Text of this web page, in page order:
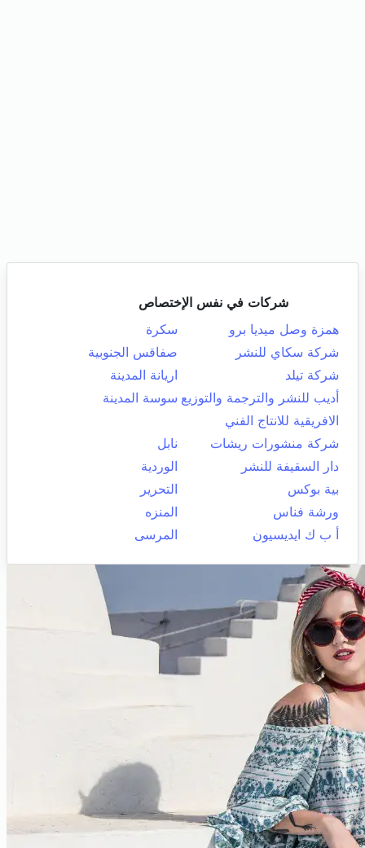
شركات في نفس الإختصاص
همزة وصل ميديا برو
سكرة
شركة سكاي للنشر
صفاقس الجنوبية
شركة تيلد
اريانة المدينة
أديب للنشر والترجمة والتوزيع سوسة المدينة
الافريقية للانتاج الفني
شركة منشورات ريشات
نابل
دار السقيفة للنشر
الوردية
بية بوكس
التحرير
ورشة فناس
المنزه
أ ب ك ايديسيون
المرسى